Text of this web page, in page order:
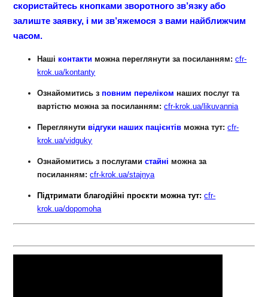
скористайтесь кнопками зворотного зв’язку або
залиште заявку, і ми зв’яжемося з вами найближчим
часом.
Нашіконтакти можна переглянути за посиланням: cfr-
krok.ua/kontanty
Ознайомитись зповним переліком наших послуг та
вартістю можна за посиланням: cfr-krok.ua/likuvannia
Переглянутивідгуки нашихпацієнтів можна тут: cfr-
krok.ua/vidguky
Ознайомитись з послугами стайні можна за
посиланням: cfr-krok.ua/stajnya
Підтримати благодійні проєкти можна тут:cfr-
krok.ua/dopomoha